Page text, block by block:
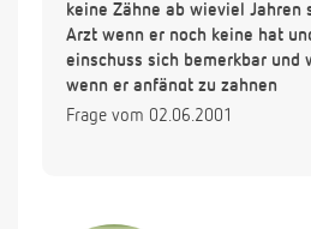
keine Zähne ab wieviel Jahren
Arzt wenn er noch keine hat
einschuss sich bemerkbar und
wenn er anfängt zu zahnen
Frage vom 02.06.2001